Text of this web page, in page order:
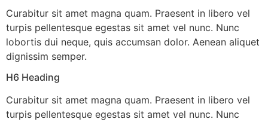
Curabitur sit amet magna quam. Praesent in libero vel
turpis pellentesque egestas sit amet vel nunc. Nunc
lobortis dui neque, quis accumsan dolor. Aenean aliquet
dignissim semper.
H6 Heading
Curabitur sit amet magna quam. Praesent in libero vel
turpis pellentesque egestas sit amet vel nunc. Nunc